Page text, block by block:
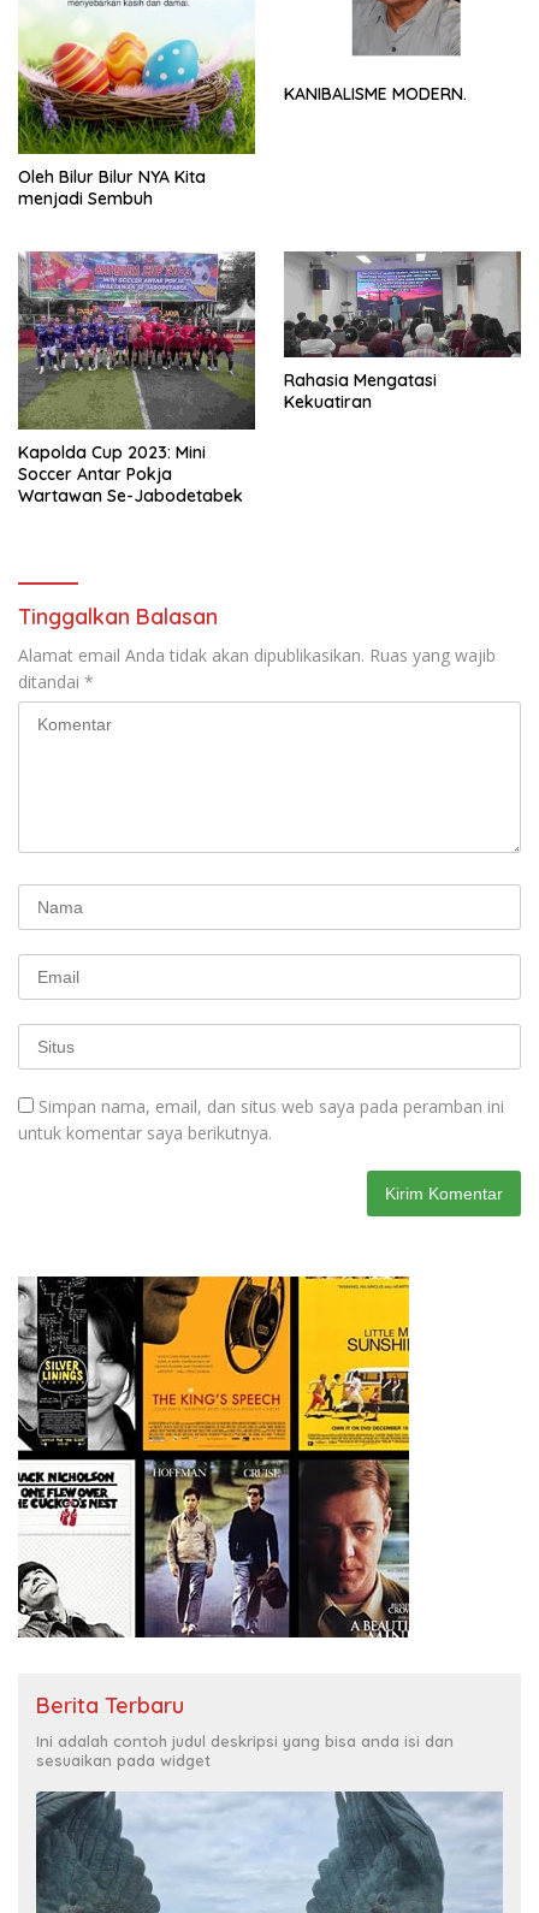
Oleh Bilur Bilur NYA Kita
menjadi Sembuh
KANIBALISME MODERN.
Kapolda Cup 2023: Mini
Soccer Antar Pokja
Wartawan Se-Jabodetabek
Rahasia Mengatasi
Kekuatiran
Tinggalkan Balasan
Alamat email Anda tidak akan dipublikasikan. Ruas yang wajib
ditandai *
Simpan nama, email, dan situs web saya pada peramban ini
untuk komentar saya berikutnya.
Berita Terbaru
Ini adalah contoh judul deskripsi yang bisa anda isi dan
sesuaikan pada widget